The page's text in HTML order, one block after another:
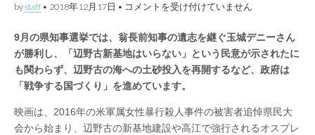
ト
ワ
ー
ク
bystaff • 2018年12月17日 • 戦
の
道
は
許
さ
い！
12.8
北
コメントを受け付けていません
9月の県知事選挙では、翁長前知事の遺志を継ぐ玉城デニーさん
が勝利し、「辺野古新基地はいらない」という民意が示されたに
も関わらず、辺野古の海への土砂投入を再開するなど、政府は
「戦争する国づくり」を進めています。
映画は、2016年の米軍属女性暴行殺人事件の被害者追悼県民大
会から始まり、辺野古の新基地建設や高江で強行されるオスプレ